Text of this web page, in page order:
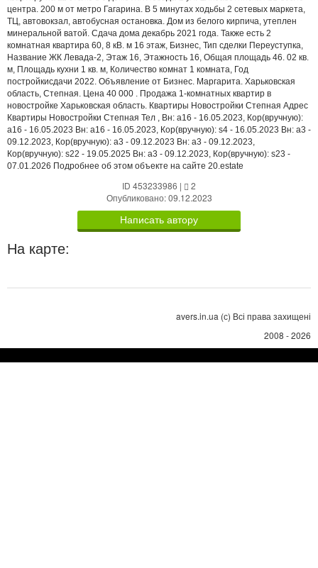
центра. 200 м от метро Гагарина. В 5 минутах ходьбы 2 сетевых маркета,
ТЦ, автовокзал, автобусная остановка. Дом из белого кирпича, утеплен
минеральной ватой. Сдача дома декабрь 2021 года. Также есть 2
комнатная квартира 60, 8 кВ. м 16 этаж, Бизнес, Тип сделки Переуступка,
Название ЖК Левада-2, Этаж 16, Этажность 16, Общая площадь 46. 02 кв.
м, Площадь кухни 1 кв. м, Количество комнат 1 комната, Год
постройкисдачи 2022. Объявление от Бизнес. Маргарита. Харьковская
область, Степная. Цена 40 000 . Продажа 1-комнатных квартир в
новостройке Харьковская область. Квартиры Новостройки Степная Адрес
Квартиры Новостройки Степная Тел , Вн: a16 - 16.05.2023, Кор(вручную):
a16 - 16.05.2023 Вн: a16 - 16.05.2023, Кор(вручную): s4 - 16.05.2023 Вн: a3 -
09.12.2023, Кор(вручную): a3 - 09.12.2023 Вн: a3 - 09.12.2023,
Кор(вручную): s22 - 19.05.2025 Вн: a3 - 09.12.2023, Кор(вручную): s23 -
07.01.2026 Подробнее об этом объекте на сайте 20.estate
ID 453233986 |
2
Опубликовано: 09.12.2023
Написать автору
На карте:
avers.in.ua (с) Всі права захищені
2008 - 2026